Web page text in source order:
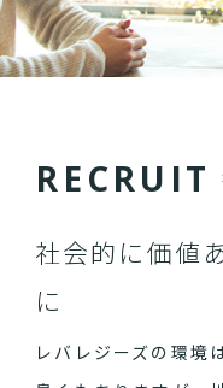
RECRU IT
社会的に価値
に
レバレジーズの環境